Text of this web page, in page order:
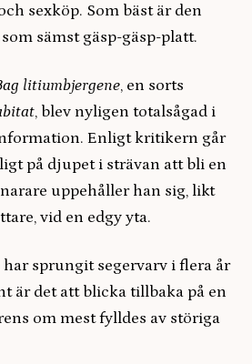
sexköp. Som bäst är den
sämst gäsp-gäsp-platt.
litiumbjergene, en sorts
, blev nyligen totalsågad i
Enligt kritikern går
på djupet i strävan att bli en
uppehåller han sig, likt
vid en edgy yta.
sprungit segervarv i flera år
är det att blicka tillbaka på en
om mest fylldes av störiga